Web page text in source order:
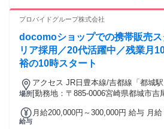
プロバイドグループ株式会社
docomoショップでの携帯販売ス
リア採用／20代活躍中／残業月
裕の10時スタート
場所
アクセス JR日豊本線/吉都線「都城
[勤務地：〒885-0006宮崎県都城市吉
給与
月給200,000円～300,000円 給与 月